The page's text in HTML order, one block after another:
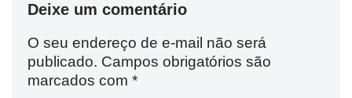
Deixe um comentário
O seu endereço de e-mail não será
publicado. Campos obrigatórios são
marcados com *